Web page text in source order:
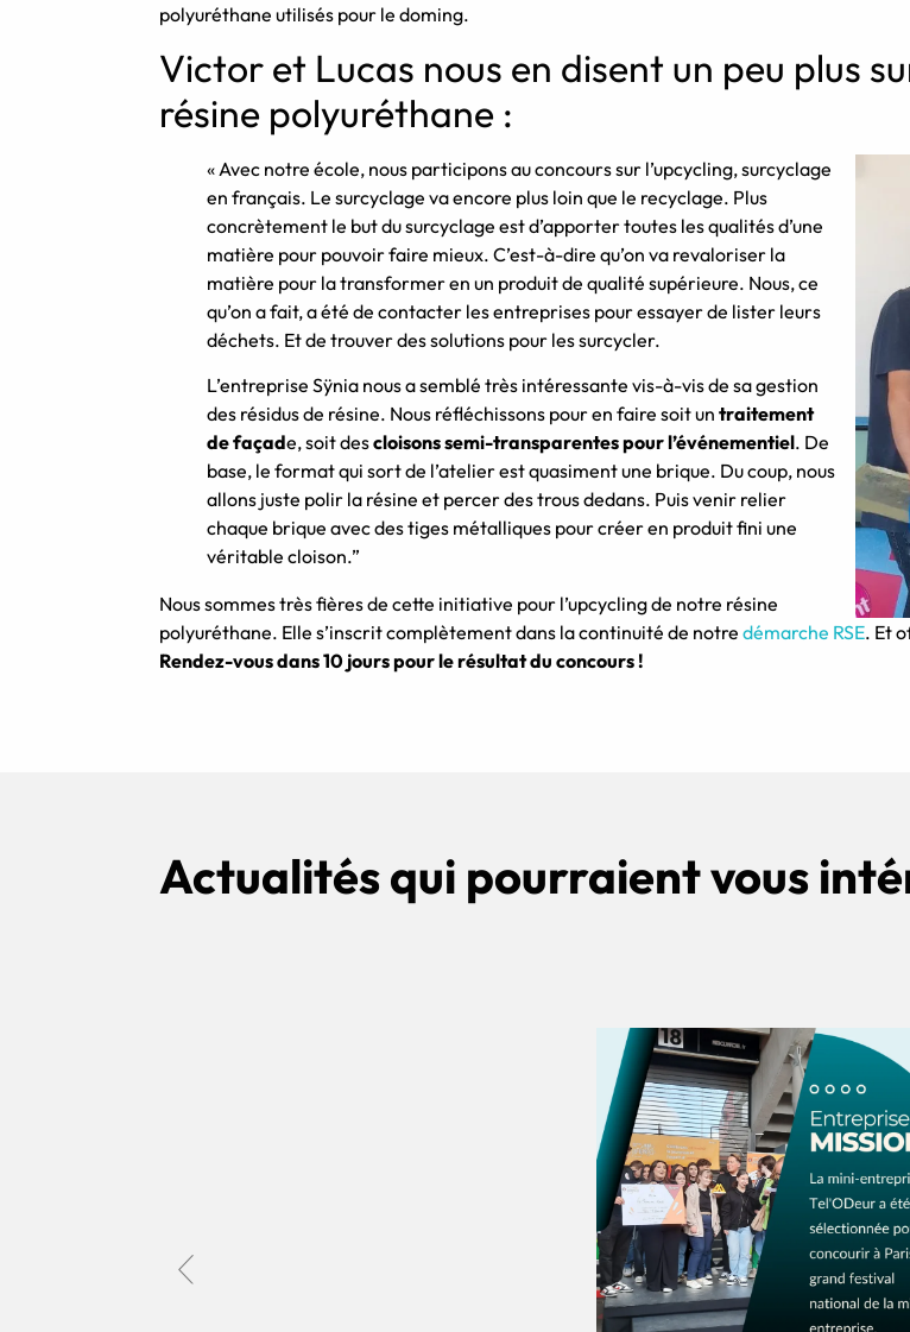
polyuréthane utilisés pour le doming.
Victor et Lucas nous en disent un peu plus
résine polyuréthane :
« Avec notre école, nous participons au concours sur l’upcycling, surcyclage
en français. Le surcyclage va encore plus loin que le recyclage. Plus
concrètement le but du surcyclage est d’apporter toutes les qualités d’une
matière pour pouvoir faire mieux. C’est-à-dire qu’on va revaloriser la
matière pour la transformer en un produit de qualité supérieure. Nous, ce
qu’on a fait, a été de contacter les entreprises pour essayer de lister leurs
déchets. Et de trouver des solutions pour les surcycler.
L’entreprise Sÿnia nous a semblé très intéressante vis-à-vis de sa gestion
des résidus de résine. Nous réfléchissons pour en faire soit untraitement
de façade, soit descloisons semi-transparentes pour l’événementiel. De
base, le format qui sort de l’atelier est quasiment une brique. Du coup, nous
allons juste polir la résine et percer des trous dedans. Puis venir relier
chaque brique avec des tiges métalliques pour créer en produit fini une
véritable cloison.”
Nous sommes très fières de cette initiative pour l’upcycling de notre résine
polyuréthane. Elle s’inscrit complètement dans la continuité de notredémarche RSE. Et
Rendez-vous dans 10 jours pour le résultat du concours !
Actualités qui pourraient vous